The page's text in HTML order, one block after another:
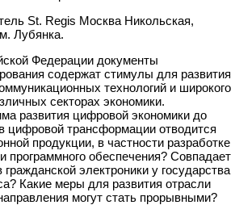
St. Regis Москва Никольская,
Лубянка.
Федерации документы
содержат стимулы для развития
технологий и широкого
секторах экономики.
развития цифровой экономики до
цифровой трансформации отводится
продукции, в частности разработке
программного обеспечения? Совпадает
электроники у государства
Какие меры для развития отрасли
могут стать прорывными?